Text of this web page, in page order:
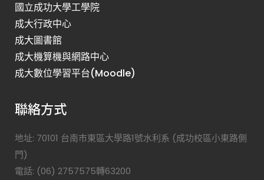
國立成功大學工學院
成大行政中心
成大圖書館
成大機算機與網路中心
成大數位學習平台(Moodle)
聯絡方式
地址: 70101 台南市東區大學路1號水利系 (成功校區小東路側
門)
電話: (06) 2757575轉63200